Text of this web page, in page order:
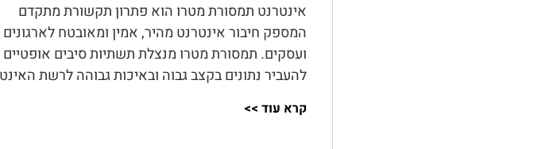
אינטרנט תמסורת מטרו הוא פתרון תקשורת מתקדם
המספק חיבור אינטרנט מהיר, אמין ומאובטח לארגונים
ועסקים. תמסורת מטרו מנצלת תשתיות סיבים אופטיים
להעביר נתונים בקצב גבוה ובאיכות גבוהה לרשת
קרא עוד >>